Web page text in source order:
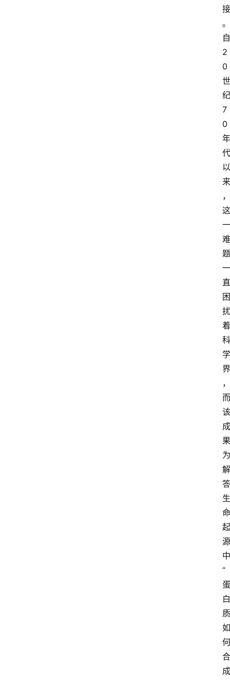
接
。
自
2
0
世
纪
7
0
年
代
以
来
，
这
一
难
题
一
直
困
扰
着
科
学
界
，
而
该
成
果
为
解
答
生
命
起
源
中
“
蛋
白
质
如
何
合
成